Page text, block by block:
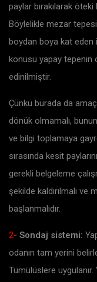
paylar bırakılarak öteki
Böylelikle mezar
boydan boya kat eden
konusu yapay tepenin
edinilmiştir.
Çünkü burada da
dönük olmamalı,
ve bilgi toplamaya
sırasında kesit
gerekli belgeleme
şekilde kaldırılmalı ve
başlanmalıdır.
2- Sondaj sistemi:
odanın tam yerini
Tümülüslere